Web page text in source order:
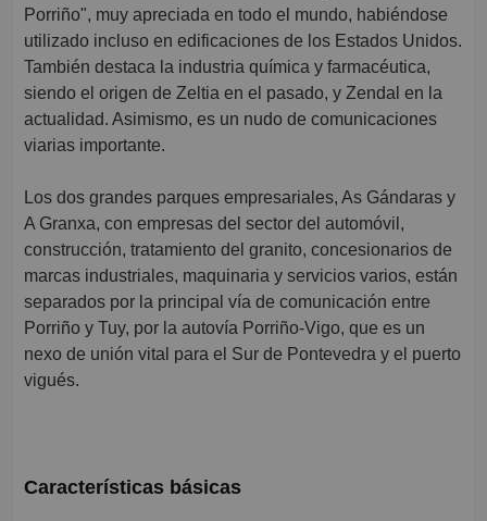
Porriño", muy apreciada en todo el mundo, habiéndose
utilizado incluso en edificaciones de los Estados Unidos.
También destaca la industria química y farmacéutica,
siendo el origen de Zeltia en el pasado, y Zendal en la
actualidad. Asimismo, es un nudo de comunicaciones
viarias importante.
Los dos grandes parques empresariales, As Gándaras y
A Granxa, con empresas del sector del automóvil,
construcción, tratamiento del granito, concesionarios de
marcas industriales, maquinaria y servicios varios, están
separados por la principal vía de comunicación entre
Porriño y Tuy, por la autovía Porriño-Vigo, que es un
nexo de unión vital para el Sur de Pontevedra y el puerto
vigués.
Características básicas